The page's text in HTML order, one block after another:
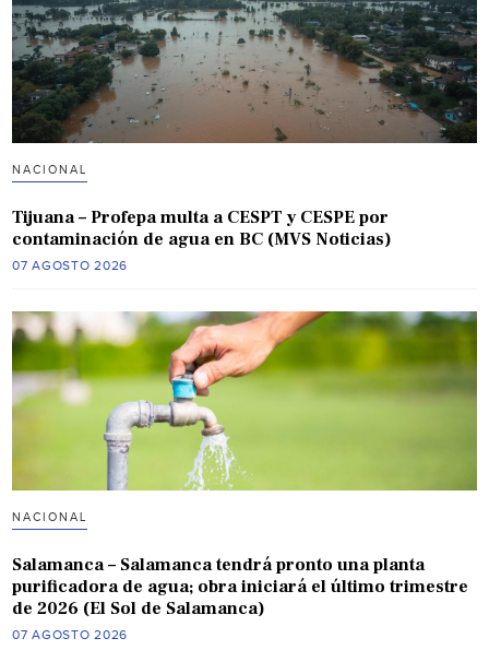
NACIONAL
Tijuana – Profepa multa a CESPT y CESPE por
contaminación de agua en BC (MVS Noticias)
07 AGOSTO 2026
NACIONAL
Salamanca – Salamanca tendrá pronto una planta
purificadora de agua; obra iniciará el último trimestre
de 2026 (El Sol de Salamanca)
07 AGOSTO 2026